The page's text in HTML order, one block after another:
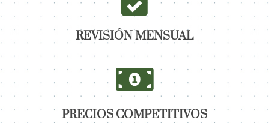
REVISIÓN MENSUAL
PRECIOS COMPETITIVOS